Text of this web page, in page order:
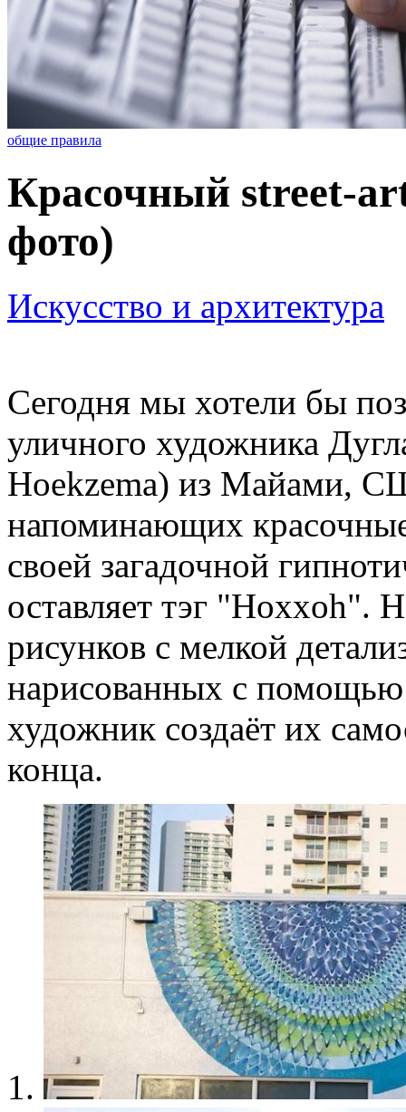
общие правила
Красочный street-
фото)
Искусство и архитектура
Сегодня мы хотели бы
уличного художника
Hoekzema) из Майами,
напоминающих
своей загадочной
оставляет тэг "Hoxxoh".
рисунков с мелкой
нарисованных с
художник создаёт их
конца.